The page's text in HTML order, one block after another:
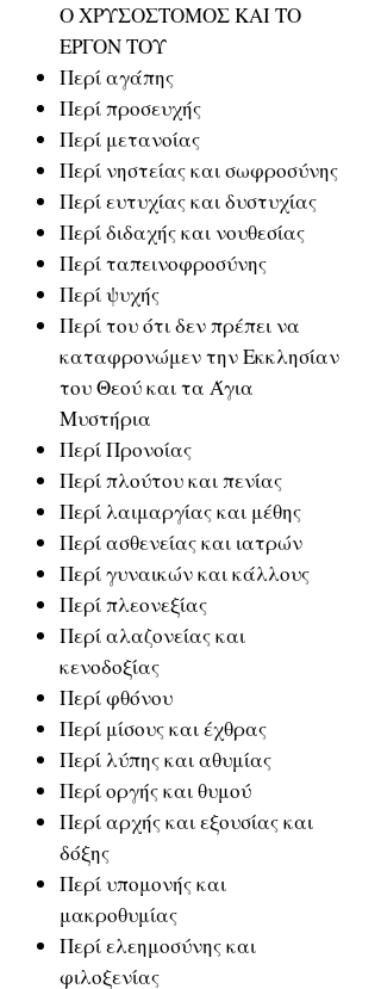
Ο ΧΡΥΣΟΣΤΟΜΟΣ ΚΑΙ ΤΟ
ΕΡΓΟΝ ΤΟΥ
Περί αγάπης
Περί προσευχής
Περί μετανοίας
Περί νηστείας και σωφροσύνης
Περί ευτυχίας και δυστυχίας
Περί διδαχής και νουθεσίας
Περί ταπεινοφροσύνης
Περί ψυχής
Περί του ότι δεν πρέπει να
καταφρονώμεν την Εκκλησίαν
του Θεού και τα Άγια
Μυστήρια
Περί Προνοίας
Περί πλούτου και πενίας
Περί λαιμαργίας και μέθης
Περί ασθενείας και ιατρών
Περί γυναικών και κάλλους
Περί πλεονεξίας
Περί αλαζονείας και
κενοδοξίας
Περί φθόνου
Περί μίσους και έχθρας
Περί λύπης και αθυμίας
Περί οργής και θυμού
Περί αρχής και εξουσίας και
δόξης
Περί υπομονής και
μακροθυμίας
Περί ελεημοσύνης και
φιλοξενίας